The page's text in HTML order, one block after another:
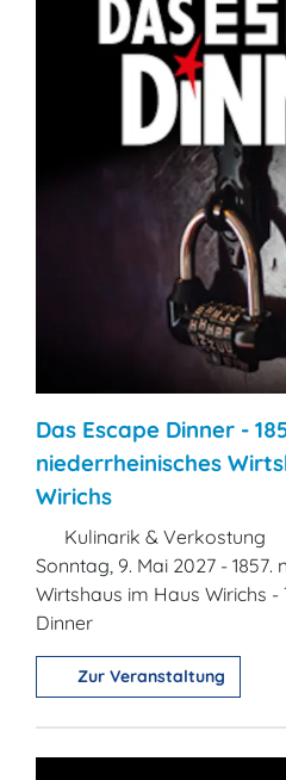
Das Escape Dinner -
niederrheinisches
Wirichs
Kulinarik & Verkostung
Sonntag, 9. Mai 2027 - 1857.
Wirtshaus im Haus Wirichs
Dinner
Zur Veranstaltung